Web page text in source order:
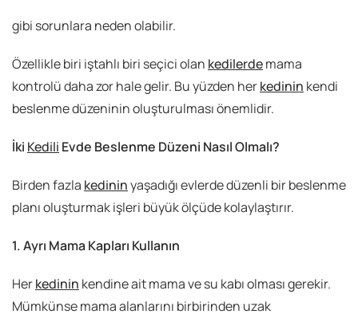
gibi sorunlara neden olabilir.
Özellikle biri iştahlı biri seçici olan kedilerdemama
kontrolü daha zor hale gelir. Bu yüzden herkedinin kendi
beslenme düzeninin oluşturulması önemlidir.
İki Kedili Evde Beslenme Düzeni Nasıl Olmalı?
Birden fazla kedininyaşadığı evlerde düzenli bir beslenme
planı oluşturmak işleri büyük ölçüde kolaylaştırır.
1. Ayrı Mama Kapları Kullanın
Herkedinin kendine ait mama ve su kabı olması gerekir.
Mümkünse mama alanlarını birbirinden uzak